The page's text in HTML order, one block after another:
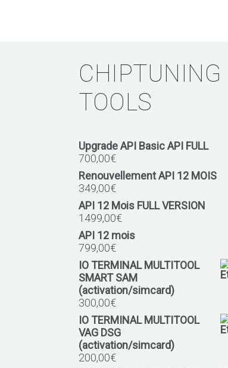
CHIPTUNING
TOOLS
Upgrade API Basic API FULL
700,00€
Renouvellement API 12 MOIS
349,00€
API 12 Mois FULL VERSION
1499,00€
API 12 mois
799,00€
IO TERMINAL MULTITOOL
SMART SAM
(activation/simcard)
300,00€
IO TERMINAL MULTITOOL
VAG DSG
(activation/simcard)
200,00€